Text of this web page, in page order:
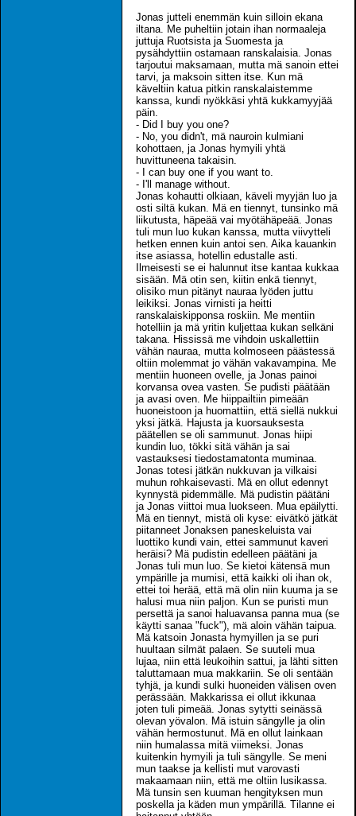
Jonas jutteli enemmän kuin silloin ekana
iltana. Me puheltiin jotain ihan normaaleja
juttuja Ruotsista ja Suomesta ja
pysähdyttiin ostamaan ranskalaisia. Jonas
tarjoutui maksamaan, mutta mä sanoin ettei
tarvi, ja maksoin sitten itse. Kun mä
käveltiin katua pitkin ranskalaistemme
kanssa, kundi nyökkäsi yhtä kukkamyyjää
päin.
- Did I buy you one?
- No, you didn't, mä nauroin kulmiani
kohottaen, ja Jonas hymyili yhtä
huvittuneena takaisin.
- I can buy one if you want to.
- I'll manage without.
Jonas kohautti olkiaan, käveli myyjän luo ja
osti siltä kukan. Mä en tiennyt, tunsinko mä
liikutusta, häpeää vai myötähäpeää. Jonas
tuli mun luo kukan kanssa, mutta viivytteli
hetken ennen kuin antoi sen. Aika kauankin
itse asiassa, hotellin edustalle asti.
Ilmeisesti se ei halunnut itse kantaa kukkaa
sisään. Mä otin sen, kiitin enkä tiennyt,
olisiko mun pitänyt nauraa lyöden juttu
leikiksi. Jonas virnisti ja heitti
ranskalaiskipponsa roskiin. Me mentiin
hotelliin ja mä yritin kuljettaa kukan selkäni
takana. Hississä me vihdoin uskallettiin
vähän nauraa, mutta kolmoseen päästessä
oltiin molemmat jo vähän vakavampina. Me
mentiin huoneen ovelle, ja Jonas painoi
korvansa ovea vasten. Se pudisti päätään
ja avasi oven. Me hiippailtiin pimeään
huoneistoon ja huomattiin, että siellä nukkui
yksi jätkä. Hajusta ja kuorsauksesta
päätellen se oli sammunut. Jonas hiipi
kundin luo, tökki sitä vähän ja sai
vastauksesi tiedostamatonta muminaa.
Jonas totesi jätkän nukkuvan ja vilkaisi
muhun rohkaisevasti. Mä en ollut edennyt
kynnystä pidemmälle. Mä pudistin päätäni
ja Jonas viittoi mua luokseen. Mua epäilytti.
Mä en tiennyt, mistä oli kyse: eivätkö jätkät
piitanneet Jonaksen paneskeluista vai
luottiko kundi vain, ettei sammunut kaveri
heräisi? Mä pudistin edelleen päätäni ja
Jonas tuli mun luo. Se kietoi kätensä mun
ympärille ja mumisi, että kaikki oli ihan ok,
ettei toi herää, että mä olin niin kuuma ja se
halusi mua niin paljon. Kun se puristi mun
persettä ja sanoi haluavansa panna mua (se
käytti sanaa "fuck"), mä aloin vähän taipua.
Mä katsoin Jonasta hymyillen ja se puri
huultaan silmät palaen. Se suuteli mua
lujaa, niin että leukoihin sattui, ja lähti sitten
taluttamaan mua makkariin. Se oli sentään
tyhjä, ja kundi sulki huoneiden välisen oven
perässään. Makkarissa ei ollut ikkunaa
joten tuli pimeää. Jonas sytytti seinässä
olevan yövalon. Mä istuin sängylle ja olin
vähän hermostunut. Mä en ollut lainkaan
niin humalassa mitä viimeksi. Jonas
kuitenkin hymyili ja tuli sängylle. Se meni
mun taakse ja kellisti mut varovasti
makaamaan niin, että me oltiin lusikassa.
Mä tunsin sen kuuman hengityksen mun
poskella ja käden mun ympärillä. Tilanne ei